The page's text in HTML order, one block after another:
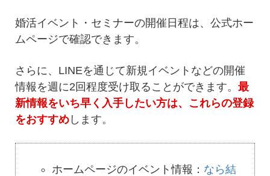
婚活イベント・セミナーの開催日程は、公式ホー
ムページで確認できます。
さらに、LINEを通じて新規イベントなどの開催
情報を週に2回程度受け取ることができます。最
新情報をいち早く入手したい方は、これらの登録
をおすすめ します。
ホームページのイベント情報： なら結